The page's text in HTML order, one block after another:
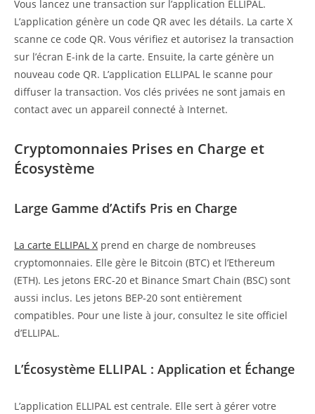
Vous lancez une transaction sur l’application ELLIPAL.
L’application génère un code QR avec les détails. La carte X
scanne ce code QR. Vous vérifiez et autorisez la transaction
sur l’écran E-ink de la carte. Ensuite, la carte génère un
nouveau code QR. L’application ELLIPAL le scanne pour
diffuser la transaction. Vos clés privées ne sont jamais en
contact avec un appareil connecté à Internet.
Cryptomonnaies Prises en Charge et
Écosystème
Large Gamme d’Actifs Pris en Charge
La carte ELLIPAL X prend en charge de nombreuses
cryptomonnaies. Elle gère le Bitcoin (BTC) et l’Ethereum
(ETH). Les jetons ERC-20 et Binance Smart Chain (BSC) sont
aussi inclus. Les jetons BEP-20 sont entièrement
compatibles. Pour une liste à jour, consultez le site officiel
d’ELLIPAL.
L’Écosystème ELLIPAL : Application et Échange
L’application ELLIPAL est centrale. Elle sert à gérer votre